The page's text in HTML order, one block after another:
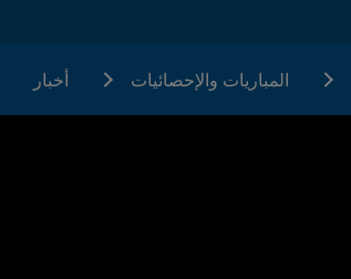
المباريات والإحصائيات أخبار